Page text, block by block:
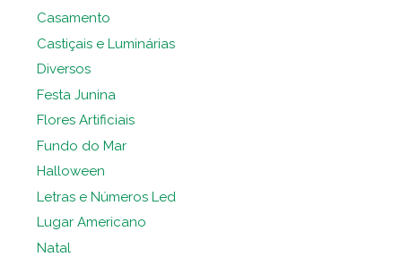
Casamento
Castiçais e Luminárias
Diversos
Festa Junina
Flores Artificiais
Fundo do Mar
Halloween
Letras e Números Led
Lugar Americano
Natal